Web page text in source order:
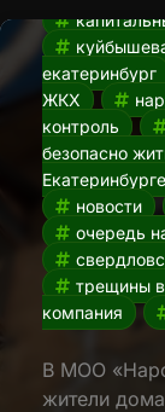
екатеринбург
ЖКХ
контроль
безопасно
Екатеринбурге
новости
очередь
трещины
компания
В МОО
жители